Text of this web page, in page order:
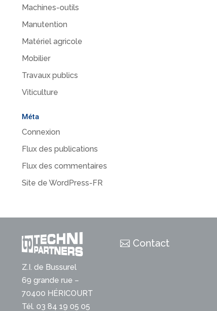
Machines-outils
Manutention
Matériel agricole
Mobilier
Travaux publics
Viticulture
Méta
Connexion
Flux des publications
Flux des commentaires
Site de WordPress-FR
Z.I. de Bussurel
69 grande rue –
70400 HÉRICOURT
Tél. 03 84 19 05 05
Contact